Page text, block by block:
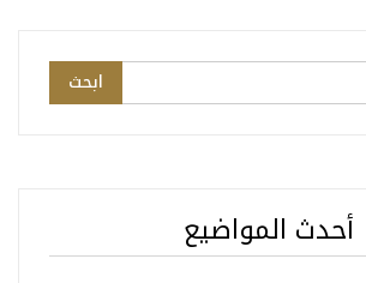
أحدث المواضيع